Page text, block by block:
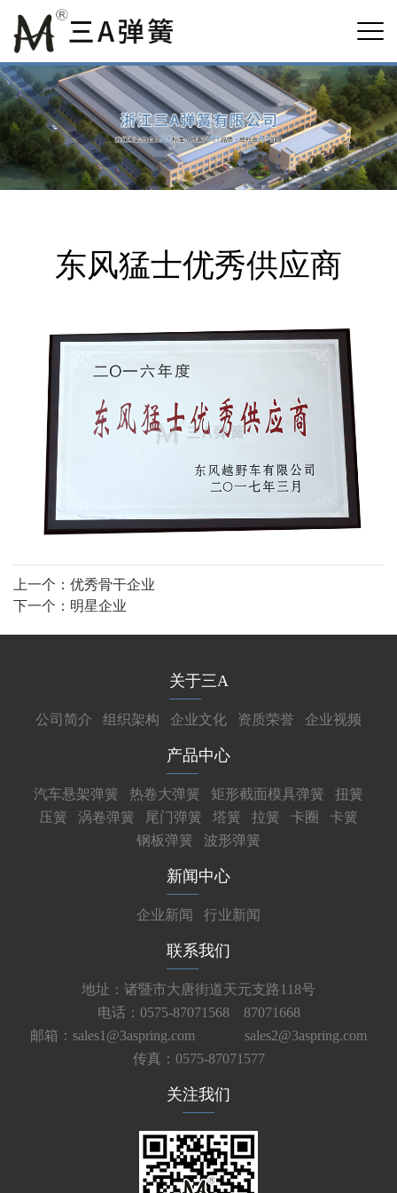
东风猛士优秀供应商
上一个： 优秀骨干企业
下一个： 明星企业
关于三A
公司简介 组织架构 企业文化 资质荣誉 企业视频
产品中心
汽车悬架弹簧 热卷大弹簧 矩形截面模具弹簧
扭簧
压簧
涡卷弹簧 尾门弹簧 塔簧 拉簧 卡圈
卡簧
钢板弹簧
波形弹簧
新闻中心
企业新闻 行业新闻
联系我们
地址：诸暨市大唐街道天元支路118号
电话：0575-87071568 87071668
邮箱：sales1@3aspring.com
sales2@3aspring.com
传真：0575-87071577
关注我们